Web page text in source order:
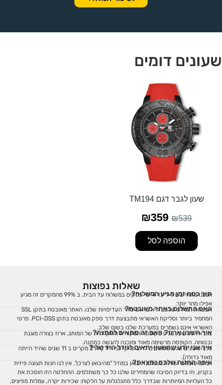
שעונים דומים
שעון לגבר דגם TM194
₪539
₪359
הוספה לסל
שאלות נפוצות
תוך כמה זמן מגיע המשלוח?
אנחנו מתחייבים ל-1 עד 4 ימי עסקים במשלוח עד הבית. ב 99% מהמקרים זה מגיע
אפילו מהר יותר.
האם התשלום באתר מאובטח?
אבטחת המידע שלכם היא בראש סדר העדיפויות שלנו. האתר מאובטח בתקן SSL
המחמיר ביותר וסליקת האשראי מתבצעת דרך ספק מאובטח בתקן PCI-DSS. פרטי
האשראי אינם נשמרים במערכת שלנו בשום שלב.
איך השעון ארוז? האם זה מתאים למתנה?
בוודאי! כל שעון מגיע בקופסה המקורית והיוקרתית של המותג, ארוז בצורה מוגנת
ובטוחה. הקופסה מרשימה מאוד ומוכנה להגשה כמתנה.
איך אני יודע שהשעון יתאים לגודל היד שלי?
כל השעונים שלנו מתאימים לרוב פרקי כף היד (היו 2 מקרים ב 11 שנים שהיד הייתה
מאוד גדולה).
איפה החנות שלכם נמצאת?
אנחנו פועלים ישירות ממחסן היבואן במודל "מהיבואן לצרכן". אין לנו חנות תצוגה פיזית
בקניון, וזו בדיוק הסיבה שהמחירים שלנו כל כך משתלמים. ההחלטה הזו חוסכת את
כל העלויות המיותרות שבדרך כלל מתגלגלות על הלקוח: שכירות יקרה, עמלות מפיצים,